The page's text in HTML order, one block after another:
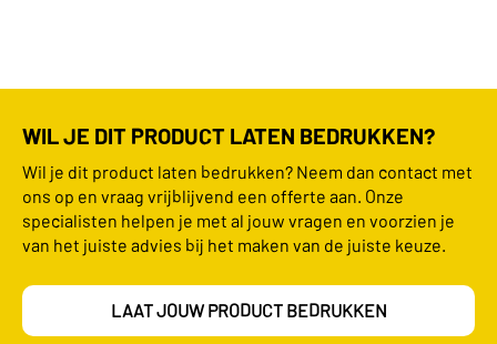
WIL JE DIT PRODUCT LATEN BEDRUKKEN?
Wil je dit product laten bedrukken? Neem dan contact met
ons op en vraag vrijblijvend een offerte aan. Onze
specialisten helpen je met al jouw vragen en voorzien je
van het juiste advies bij het maken van de juiste keuze.
LAAT JOUW PRODUCT BEDRUKKEN